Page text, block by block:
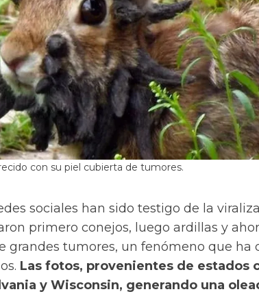
con su piel cubierta de tumores.
sociales han sido testigo de la
primero conejos, luego ardillas y
grandes tumores, un fenómeno que ha
Las fotos, provenientes de estados
y Wisconsin, generando una